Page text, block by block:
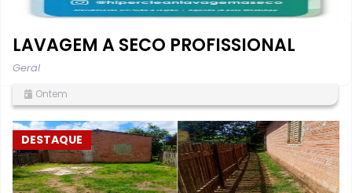
LAVAGEM A SECO PROFISSIONAL
Geral
Ontem
DESTAQUE